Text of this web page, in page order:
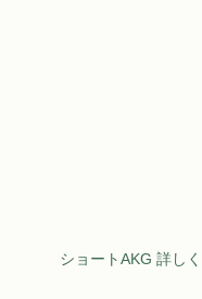
ショートAKG 詳し